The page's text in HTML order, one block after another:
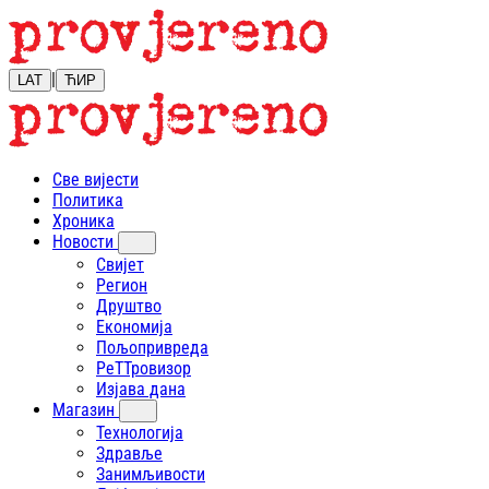
LAT | ЋИР
Све вијести
Политика
Хроника
Новости
Свијет
Регион
Друштво
Економија
Пољопривреда
РеТТровизор
Изјава дана
Магазин
Технологија
Здравље
Занимљивости